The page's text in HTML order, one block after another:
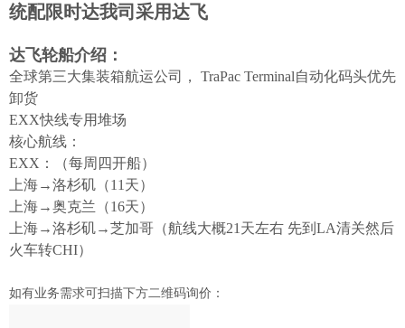
统配限时达我司采用达飞
达飞轮船介绍：
全球第三大集装箱航运公司， TraPac Terminal自动化码头优先
卸货
EXX快线专用堆场
核心航线：
EXX：（每周四开船）
上海→洛杉矶（11天）
上海→奥克兰（16天）
上海→洛杉矶→芝加哥（航线大概21天左右 先到LA清关然后
火车转CHI）
如有业务需求可扫描下方二维码询价：